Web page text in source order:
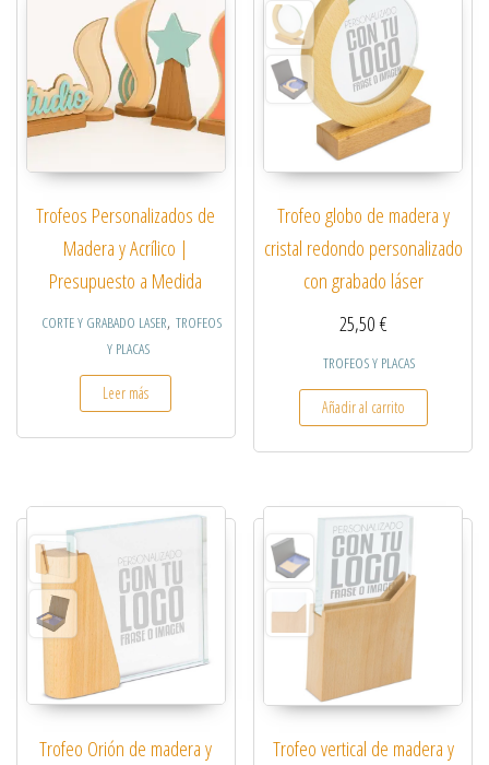
Trofeos Personalizados de
Madera y Acrílico |
Presupuesto a Medida
CORTE Y GRABADO LASER, TROFEOS
Y PLACAS
Leer más
Trofeo globo de madera y
cristal redondo personalizado
con grabado láser
25,50€
TROFEOS Y PLACAS
Añadir al carrito
Trofeo Orión de madera y
Trofeo vertical de madera y